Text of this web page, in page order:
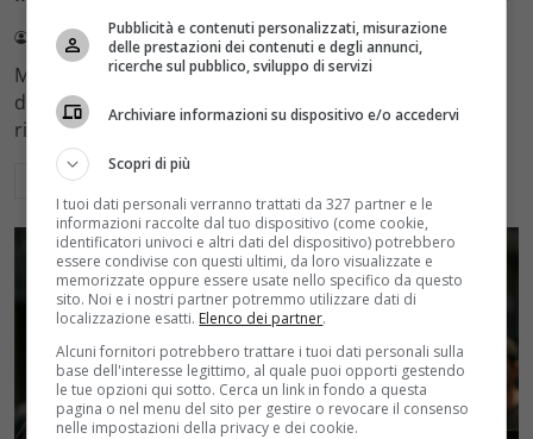
Redazione Velvet 4 Agosto 2026
Mediaset sceglie di mantenere Gerry Scotti e La Ruota
della Fortuna nell'access prime time estivo di Canale 5,
rinviando a dicembre il debutto di Enrico Pa
Leggi di più
Pubblicità e contenuti personalizzati, misurazione
delle prestazioni dei contenuti e degli annunci,
ricerche sul pubblico, sviluppo di servizi
Archiviare informazioni su dispositivo e/o accedervi
Scopri di più
I tuoi dati personali verranno trattati da 327 partner e le
informazioni raccolte dal tuo dispositivo (come cookie,
identificatori univoci e altri dati del dispositivo) potrebbero
essere condivise con questi ultimi, da loro visualizzate e
memorizzate oppure essere usate nello specifico da questo
sito. Noi e i nostri partner potremmo utilizzare dati di
localizzazione esatti. Elenco dei partner.
Alcuni fornitori potrebbero trattare i tuoi dati personali sulla
base dell'interesse legittimo, al quale puoi opporti gestendo
le tue opzioni qui sotto. Cerca un link in fondo a questa
pagina o nel menu del sito per gestire o revocare il consenso
nelle impostazioni della privacy e dei cookie.